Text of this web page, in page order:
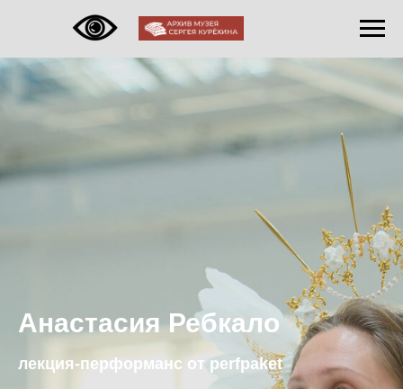
Анастасия Ребкало
лекция-перформанс от perfpaket